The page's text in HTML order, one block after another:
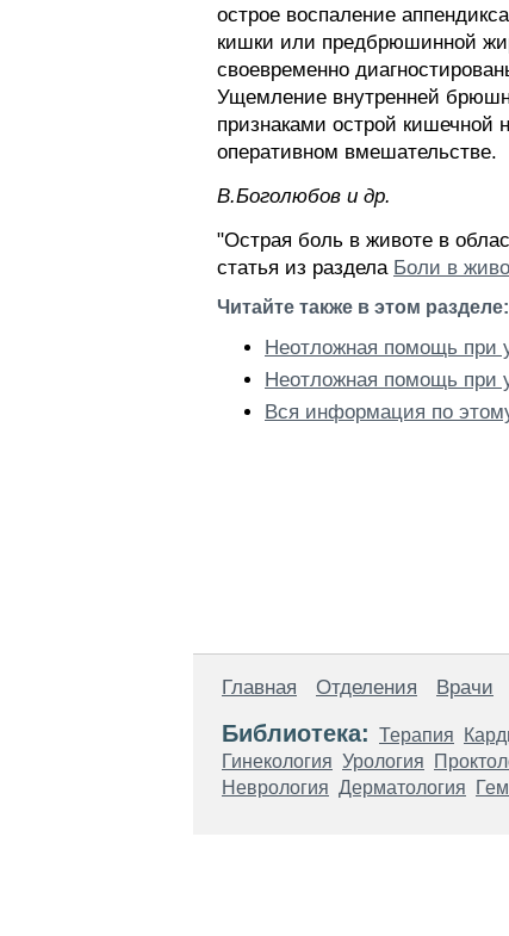
острое воспаление
кишки или предбрюшинной
своевременно
Ущемление внутренней
признаками острой кишечной
оперативном вмешательстве.
В.Боголюбов и др.
"Острая боль в животе в
статья из раздела Боли в
Читайте также в этом разделе:
Неотложная помощь при
Неотложная помощь
Вся информация по
Главная Отделения Врачи
Библиотека: Терапия
Гинекология Урология
Неврология Дерматология